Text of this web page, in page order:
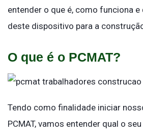
entender o que é, como funciona
deste dispositivo para a
O que é o PCMAT?
Tendo como finalidade iniciar
PCMAT, vamos entender qual o